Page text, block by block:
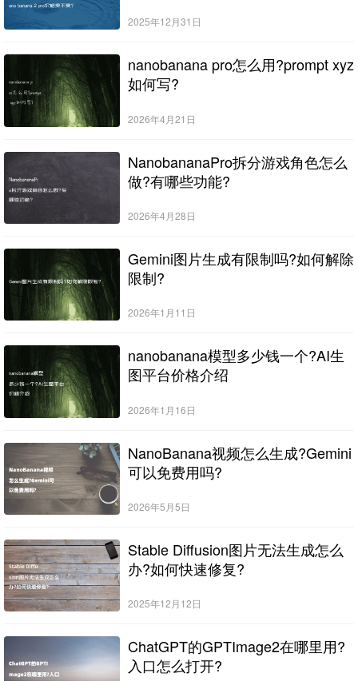
2025年12月31日
nanobanana pro怎么用?prompt xyz
如何写?
2026年4月21日
NanobananaPro拆分游戏角色怎么
做?有哪些功能?
2026年4月28日
Gemini图片生成有限制吗?如何解除
限制?
2026年1月11日
nanobanana模型多少钱一个?AI生
图平台价格介绍
2026年1月16日
NanoBanana视频怎么生成?Gemini
可以免费用吗?
2026年5月5日
Stable Diffusion图片无法生成怎么
办?如何快速修复?
2025年12月12日
ChatGPT的GPTImage2在哪里用?
入口怎么打开?